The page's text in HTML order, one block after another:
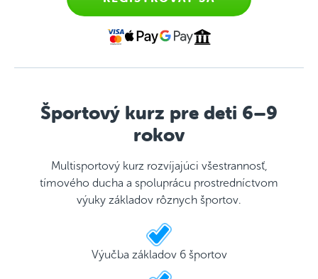
Športový kurz pre deti 6–9
rokov
Multisportový kurz rozvíjajúci všestrannosť,
tímového ducha a spoluprácu prostredníctvom
výuky základov rôznych športov.
Výučba základov 6 športov